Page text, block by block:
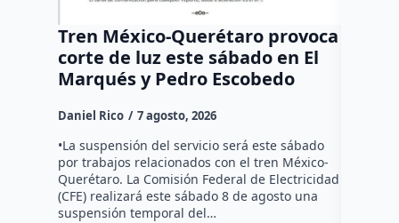
Tren México-Querétaro provoca
corte de luz este sábado en El
Marqués y Pedro Escobedo
Daniel Rico 7 agosto, 2026
•La suspensión del servicio será este sábado
por trabajos relacionados con el tren México-
Querétaro. La Comisión Federal de Electricidad
(CFE) realizará este sábado 8 de agosto una
suspensión temporal del…